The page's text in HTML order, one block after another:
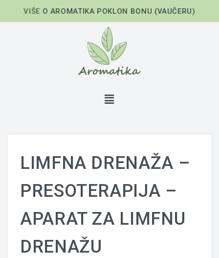
VIŠE O AROMATIKA POKLON BONU (VAUČERU)
LIMFNA DRENAŽA –
PRESOTERAPIJA –
APARAT ZA LIMFNU
DRENAŽU